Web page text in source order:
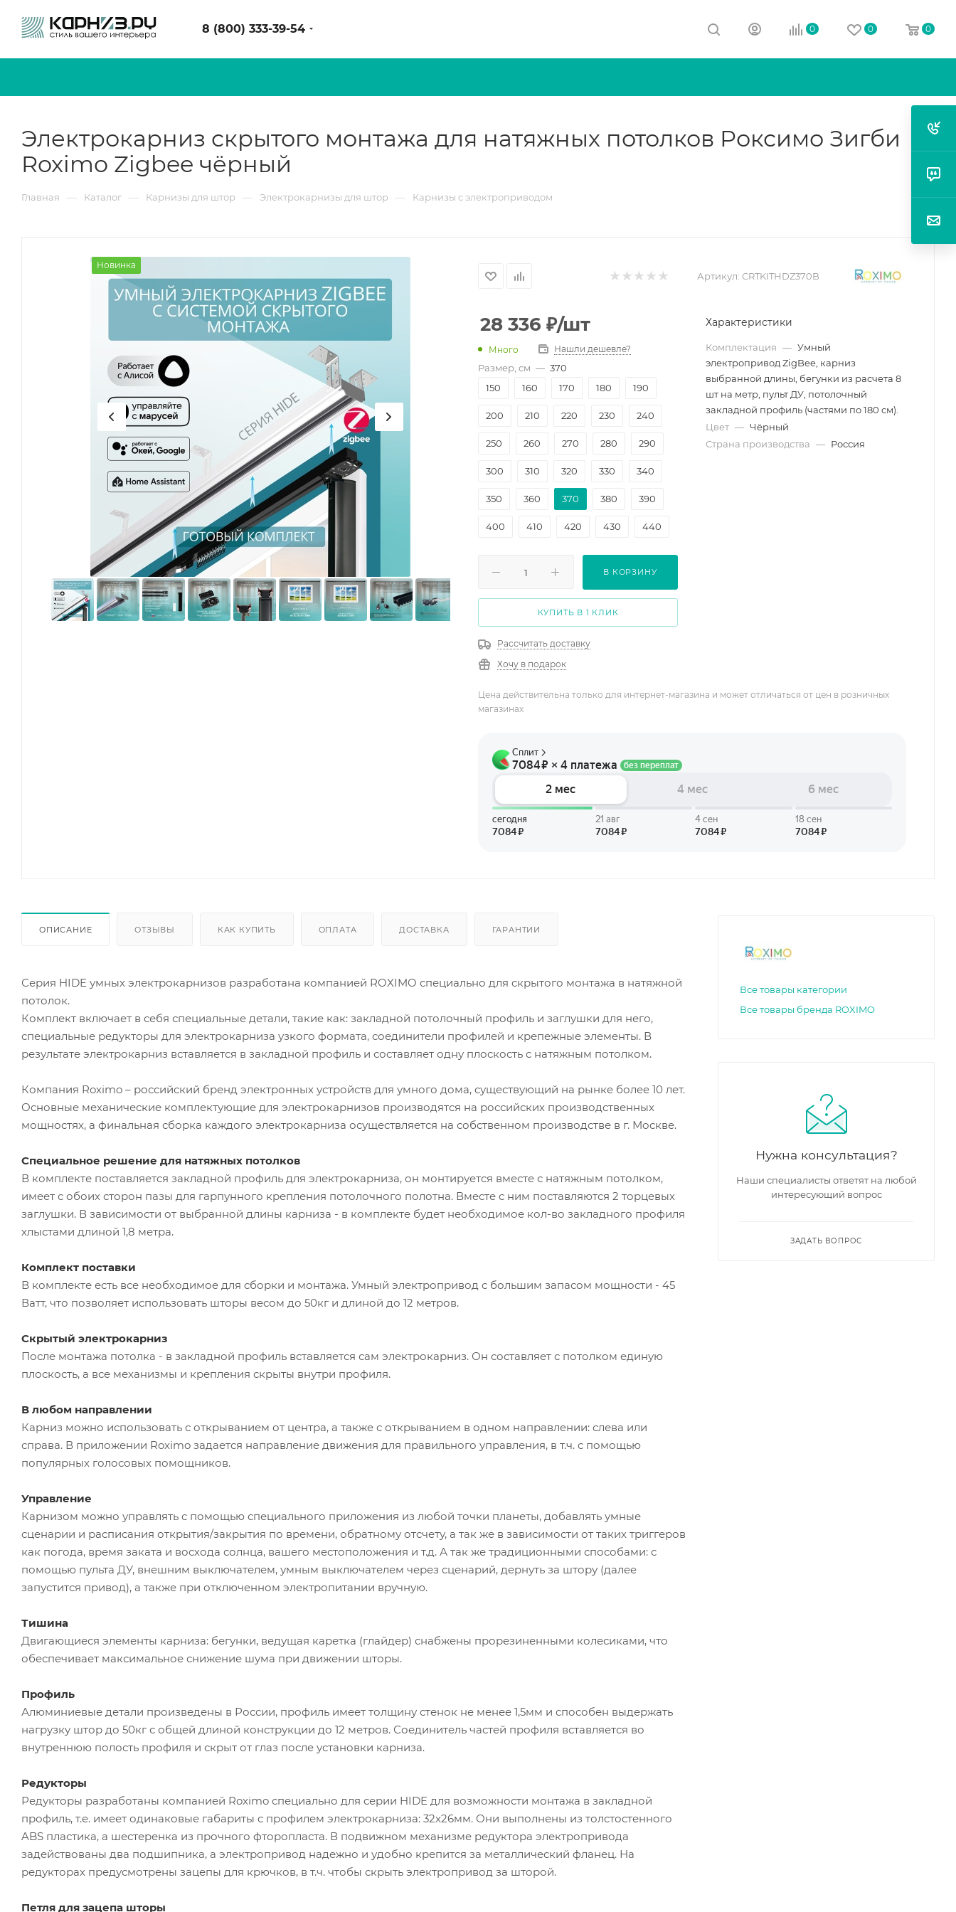
8 (800) 333-39-54 0 0 0
Электрокарниз скрытого монтажа для натяжных потолков Роксимо Зигби
Roximo Zigbee чёрный
Главная — Каталог — Карнизы для штор — Электрокарнизы для штор — Карнизы с электроприводом
Новинка
Артикул: CRTKITHDZ370B
28 336 ₽/шт
Много Нашли дешевле?
Размер, см — 370
150
160 170 180 190
200 210 220 230 240
250 260 270 280 290
300 310 320 330 340
350 360 370 380 390
400 410 420 430 440
480 490
560 570 580
1200
В КОРЗИНУ
КУПИТЬ В 1 КЛИК
Рассчитать доставку
Хочу в подарок
Характеристики
Комплектация — Умный
электропривод ZigBee, карниз
выбранной длины, бегунки из расчета 8
шт на метр, пульт ДУ, потолочный
закладной профиль (частями по 180 см).
Цвет — Чёрный
Страна производства — Россия
Цена действительна только для интернет-магазина и может отличаться от цен в розничных
магазинах
ОПИСАНИЕ ОТЗЫВЫ КАК КУПИТЬ ОПЛАТА ДОСТАВКА ГАРАНТИИ
Серия HIDE умных электрокарнизов разработана компанией ROXIMO специально для скрытого монтажа в натяжной
потолок.
Комплект включает в себя специальные детали, такие как: закладной потолочный профиль и заглушки для него,
специальные редукторы для электрокарниза узкого формата, соединители профилей и крепежные элементы. В
результате электрокарниз вставляется в закладной профиль и составляет одну плоскость с натяжным потолком.
Компания Roximo – российский бренд электронных устройств для умного дома, существующий на рынке более 10 лет.
Основные механические комплектующие для электрокарнизов производятся на российских производственных
мощностях, а финальная сборка каждого электрокарниза осуществляется на собственном производстве в г. Москве.
Специальное решение для натяжных потолков
В комплекте поставляется закладной профиль для электрокарниза, он монтируется вместе с натяжным потолком,
имеет с обоих сторон пазы для гарпунного крепления потолочного полотна. Вместе с ним поставляются 2 торцевых
заглушки. В зависимости от выбранной длины карниза - в комплекте будет необходимое кол-во закладного профиля
хлыстами длиной 1,8 метра.
Комплект поставки
В комплекте есть все необходимое для сборки и монтажа. Умный электропривод с большим запасом мощности - 45
Ватт, что позволяет использовать шторы весом до 50кг и длиной до 12 метров.
Скрытый электрокарниз
После монтажа потолка - в закладной профиль вставляется сам электрокарниз. Он составляет с потолком единую
плоскость, а все механизмы и крепления скрыты внутри профиля.
В любом направлении
Карниз можно использовать с открыванием от центра, а также с открыванием в одном направлении: слева или
справа. В приложении Roximo задается направление движения для правильного управления, в т.ч. с помощью
популярных голосовых помощников.
Управление
Карнизом можно управлять с помощью специального приложения из любой точки планеты, добавлять умные
сценарии и расписания открытия/закрытия по времени, обратному отсчету, а так же в зависимости от таких триггеров
как погода, время заката и восхода солнца, вашего местоположения и т.д. А так же традиционными способами: с
помощью пульта ДУ, внешним выключателем, умным выключателем через сценарий, дернуть за штору (далее
запустится привод), а также при отключенном электропитании вручную.
Тишина
Двигающиеся элементы карниза: бегунки, ведущая каретка (глайдер) снабжены прорезиненными колесиками, что
обеспечивает максимальное снижение шума при движении шторы.
Профиль
Алюминиевые детали произведены в России, профиль имеет толщину стенок не менее 1,5мм и способен выдержать
нагрузку штор до 50кг с общей длиной конструкции до 12 метров. Соединитель частей профиля вставляется во
внутреннюю полость профиля и скрыт от глаз после установки карниза.
Редукторы
Редукторы разработаны компанией Roximo специально для серии HIDE для возможности монтажа в закладной
профиль, т.е. имеет одинаковые габариты с профилем электрокарниза: 32x26мм. Они выполнены из толстостенного
ABS пластика, а шестеренка из прочного фторопласта. В подвижном механизме редуктора электропривода
задействованы два подшипника, а электропривод надежно и удобно крепится за металлический фланец. На
редукторах предусмотрены зацепы для крючков, в т.ч. чтобы скрыть электропривод за шторой.
Петля для зацепа шторы
Все товары категории
Все товары бренда ROXIMO
Нужна консультация?
Наши специалисты ответят на любой
интересующий вопрос
ЗАДАТЬ ВОПРОС